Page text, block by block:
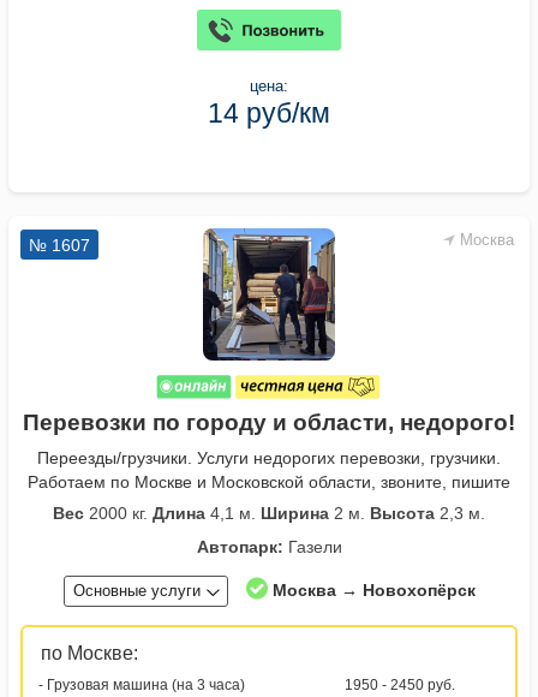
цена:
14 руб/км
Москва
№ 1607
Перевозки по городу и области, недорого!
Переезды/грузчики. Услуги недорогих перевозки, грузчики.
Работаем по Москве и Московской области, звоните, пишите
Вес 2000 кг. Длина 4,1 м. Ширина 2 м. Высота 2,3 м.
Автопарк: Газели
Основные услуги Москва → Новохопёрск
по Москве:
- Грузовая машина (на 3 часа)
1950 - 2450 руб.